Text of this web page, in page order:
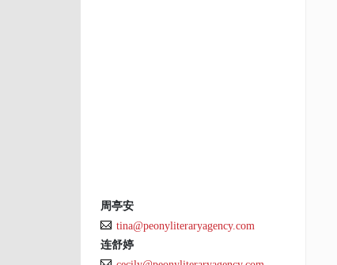
周亭安
tina@peonyliteraryagency.com
连舒婷